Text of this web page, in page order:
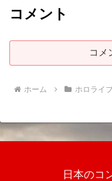
コメント
コメ
ホーム ホロライ
日本のコ